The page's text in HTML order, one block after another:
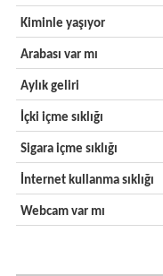
Kiminle yaşıyor
Arabası var mı
Aylık geliri
İçki içme sıklığı
Sigara içme sıklığı
İnternet kullanma sıklığı
Webcam var mı